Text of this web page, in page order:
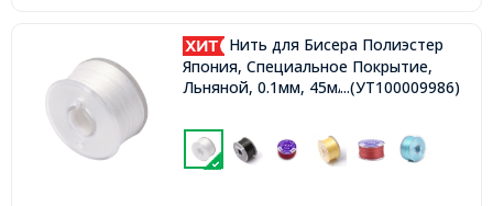
Нить для Бисера Полиэстер
Япония, Специальное Покрытие,
Льняной, 0.1мм, 45м/катушка,
...(УТ100009986)